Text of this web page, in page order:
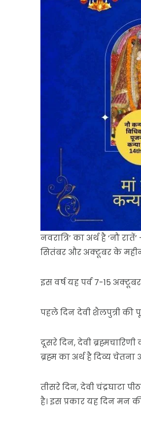
नवरात्रि’ का अर्थ है ‘नौ
सितंबर और अक्टूबर के
इस वर्ष यह पर्व 7-15
पहले दिन देवी शैलपुत्री की
दूसरे दिन, देवी
ब्रह्म का अर्थ है दिव्य
तीसरे दिन, देवी चंद्रघाटा
है। इस प्रकार यह दिन मन